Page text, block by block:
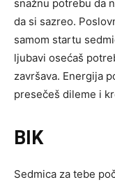
snažnu potrebu da
da si sazreo.
samom startu
ljubavi osećaš
završava. Energija
presečeš dileme i
BIK
Sedmica za tebe